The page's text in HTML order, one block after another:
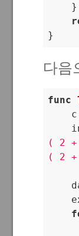
    }
}
다음
func
( 2
( 2